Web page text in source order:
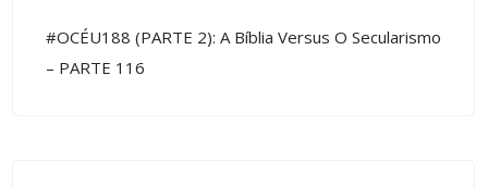
#OCÉU188 (PARTE 2): A Bíblia Versus O Secularismo
– PARTE 116